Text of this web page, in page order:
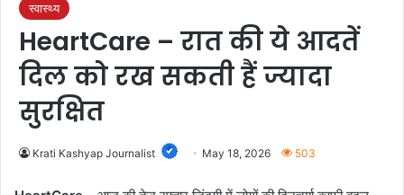
स्वास्थ्य
HeartCare – रात की ये आदतें
दिल को रख सकती हैं ज्यादा
सुरक्षित
Krati Kashyap Journalist May 18, 2026 503